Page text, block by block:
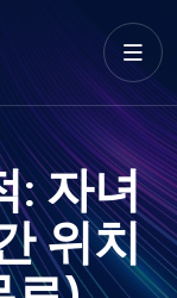
: 자녀
위치